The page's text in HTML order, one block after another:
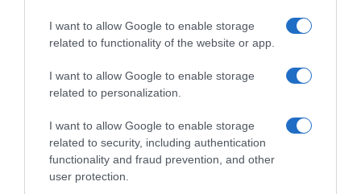
I want to allow Google to enable storage
related to functionality of the website or app.
I want to allow Google to enable storage
related to personalization.
I want to allow Google to enable storage
related to security, including authentication
functionality and fraud prevention, and other
user protection.